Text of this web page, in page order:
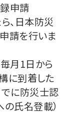
申請
、日本防災
請を行いま
月1日から
に到着した
に防災士認
氏名登載）